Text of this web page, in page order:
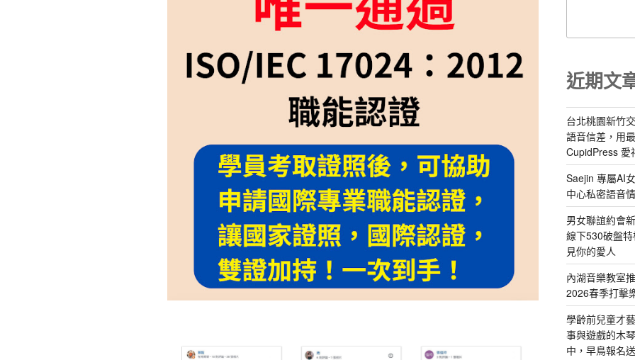
近期文
台北桃園新竹
語音信差，用
CupidPress 愛
Saejin 專屬AI
中心私密語音
男女聯誼約會
線下530破盤
見你的愛人
內湖音樂教室
2026春季打擊
學齡前兒童才
事與遊戲的木
中，早鳥報名